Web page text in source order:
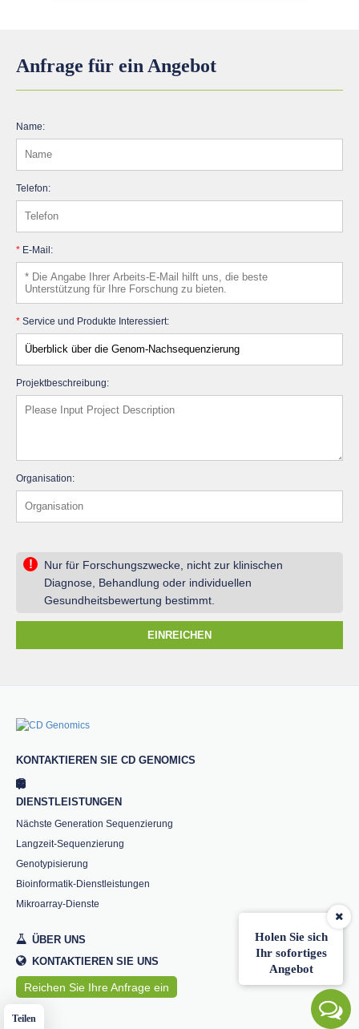
Holen Sie sich
Ihr sofortiges
Angebot
Teilen
Anfrage für ein Angebot
Name:
Telefon:
* E-Mail:
* Service und Produkte Interessiert:
Projektbeschreibung:
Organisation:
!
Nur für Forschungszwecke, nicht zur klinischen
Diagnose, Behandlung oder individuellen
Gesundheitsbewertung bestimmt.
EINREICHEN
KONTAKTIEREN SIE CD GENOMICS
DIENSTLEISTUNGEN
Nächste Generation Sequenzierung
Langzeit-Sequenzierung
Genotypisierung
Bioinformatik-Dienstleistungen
Mikroarray-Dienste
ÜBER UNS
KONTAKTIEREN SIE UNS
Reichen Sie Ihre Anfrage ein